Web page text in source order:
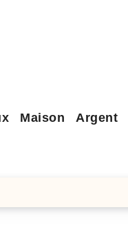
Maison Argent